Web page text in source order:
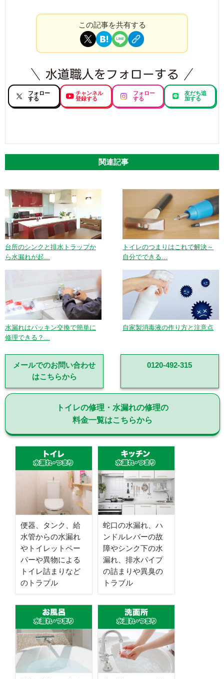
この記事を共有する
フォロー
する
チャンネル
登録する
フォロー
する
友だち追
加する
関連記事
台所のシンクと排水トラップか
ら水漏れが起...
トイレのつまりはこれで解決～
自分でできる...
水漏れはパッキン交換で簡単に
修理できる？...
自家製消毒液の作り方と注意点
メールでのお問い合わせ
はこちらから
0120-492-315
トイレの修理・水漏れの修理の
料金一覧はこちらから
便器、タンク、給
水管からの水漏れ
やトイレットペー
パーや異物による
トイレ詰まりなど
のトラブル
蛇口の水漏れ、ハ
ンドルレバーの故
障やシンク下の水
漏れ、排水パイプ
の詰まりや異臭の
トラブル